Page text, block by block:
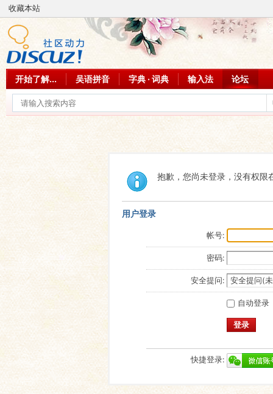
收藏本站
开始了解... 吴语拼音 字典 · 词典 输入法 论坛
抱歉，您尚未登录，没有权限
用户登录
帐号:
密码:
安全提问:
自动登录
登录
快捷登录: